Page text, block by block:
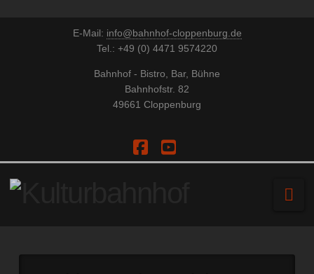
E-Mail: info@bahnhof-cloppenburg.de
Tel.: +49 (0) 4471 9574220
Bahnhof - Bistro, Bar, Bühne
Bahnhofstr. 82
49661 Cloppenburg
Facebook
YouTube